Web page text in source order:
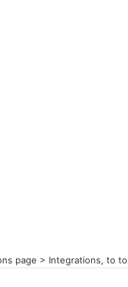
page > Integrations, to